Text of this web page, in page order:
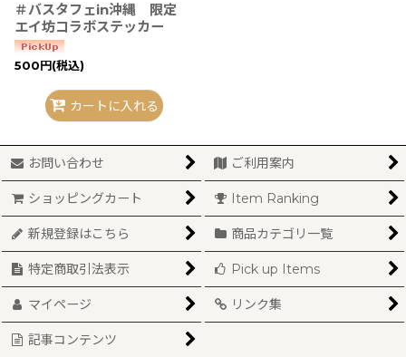
＃バスタフェin沖縄 限定
エイ坊コラボステッカー
500円(税込)
カートに入れる
お問い合わせ ご利用案内
ショッピングカート Item Ranking
新規登録はこちら 商品カテゴリ一覧
特定商取引法表示 Pick up Items
マイページ リンク集
記事コンテンツ